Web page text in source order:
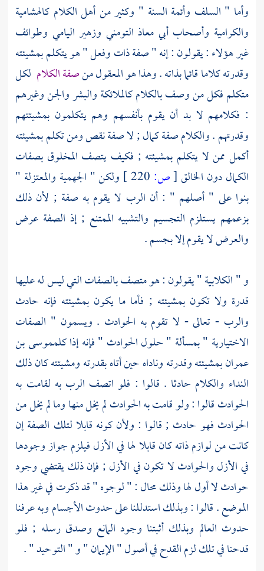
وأما " السلف وأئمة السنة " وكثير من أهل الكلام كالهشامية
والكرامية وأصحابأبي معاذ التومني وزهير اليامي وطوائف
غير هؤلاء : يقولون : إنه " صفة ذات وفعل " هو يتكلم بمشيئته
وقدرته كلاما قائما بذاته . وهذا هو المعقول منصفة الكلام لكل
متكلم فكل من وصف بالكلام كالملائكة والبشر والجن وغيرهم
: فكلامهم لا بد أن يقوم بأنفسهم وهم يتكلمون بمشيئتهم
وقدرتهم . والكلام صفة كمال ; لا صفة نقص ومن تكلم بمشيئته
أكمل ممن لا يتكلم بمشيئته ; فكيف يتصف المخلوق بصفات
الكمال دون الخالق[ص: ولكن " الجهمية والمعتزلة "
بنوا على " أصلهم " : أن الرب لا يقوم به صفة ; لأن ذلك
بزعمهم يستلزم التجسيم والتشبيه الممتنع ; إذ الصفة عرض
والعرض لا يقوم إلا بجسم .
و "الكلابية" يقولون : هو متصف بالصفات التي ليس له عليها
قدرة ولا تكون بمشيئته ; فأما ما يكون بمشيئته فإنه حادث
والرب - تعالى - لا تقوم به الحوادث . ويسمون " الصفات
الاختيارية " بمسألة " حلول الحوادث " فإنه إذا كلمموسى بن
عمرانبمشيئته وقدرته وناداه حين أتاه بقدرته ومشيئته كان ذلك
النداء والكلام حادثا . قالوا : فلو اتصف الرب به لقامت به
الحوادث قالوا : ولو قامت به الحوادث لم يخل منها وما لم يخل من
الحوادث فهو حادث ; قالوا : ولأن كونه قابلا لتلك الصفة إن
كانت من لوازم ذاته كان قابلا لها في الأزل فيلزم جواز وجودها
في الأزل والحوادث لا تكون في الأزل ; فإن ذلك يقتضي وجود
حوادث لا أول لها وذلك محال : " لوجوه " قد ذكرت في غير هذا
الموضع . قالوا : وبذلك استدللنا على حدوث الأجسام وبه عرفنا
حدوث العالم وبذلك أثبتنا وجود المانع وصدق رسله ; فلو
قدحنا في تلك لزم القدح في أصول " الإيمان " و " التوحيد " .